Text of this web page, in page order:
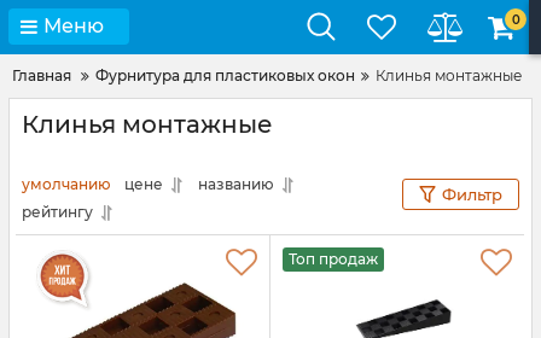
Меню 0
Главная Фурнитура для пластиковых окон Клинья монтажные
Клинья монтажные
умолчанию цене
названию
рейтингу
Фильтр
Топ продаж